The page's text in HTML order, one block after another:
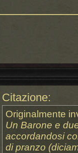
Citazione:
Originalmente
Un Barone e
accordandosi
di pranzo